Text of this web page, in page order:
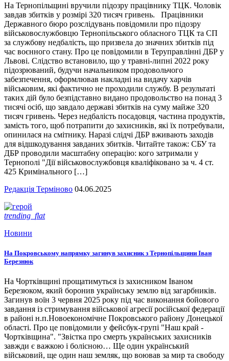
На Тернопільщині вручили підозру працівнику ТЦК. Чоловік
завдав збитків у розмірі 320 тисяч гривень. Працівники
Державного бюро розслідувань повідомили про підозру
військовослужбовцю Тернопільського обласного ТЦК та СП
за службову недбалість, що призвела до значних збитків під
час воєнного стану. Про це повідомили в Теруправлінні ДБР у
Львові. Слідство встановило, що у травні-липні 2022 року
підозрюваний, будучи начальником продовольчого
забезпечення, оформлював накладні на видачу харчів
військовим, які фактично не проходили службу. В результаті
таких дій було безпідставно видано продовольство на понад 3
тисячі осіб, що завдало державі збитків на суму майже 320
тисяч гривень. Через недбалість посадовця, частина продуктів,
замість того, щоб потрапити до захисників, які їх потребували,
опинилася на смітнику. Наразі слідчі ДБР вживають заходів
для відшкодування завданих збитків. Читайте також: СБУ та
ДБР проводили масштабну операцію: кого затримали у
Тернополі "Дії військовослужбовця кваліфіковано за ч. 4 ст.
425 Кримінального […]
Редакція Терміново 04.06.2025
trending_flat
Новини
На Покровському напрямку загинув захисник з Тернопільщини Іван
Березнюк
На Чортківщині прощатимуться із захисником Іваном
Березюком, який боронив українську землю від загарбників.
Загинув воїн 3 червня 2025 року під час виконання бойового
завдання із стримування військової агресії російської федерації
в районі н.п.Новоекономічне Покровського району Донецької
області. Про це повідомили у фейсбук-групі "Наш край -
Чортківщина". "Звістка про смерть українських захисників
завжди є важкою і болісною… Ще один український
військовий, ще один наш земляк, що воював за мир та свободу